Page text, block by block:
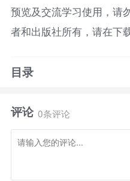
预览及交流学习使用，请
者和出版社所有，请在下
一枚神奇的戒指不仅能
斗技能的少年，却拥有了
力！ 装备碾压，刷本杀
高手之路 “如果低调也无
目录
评论 0条评论